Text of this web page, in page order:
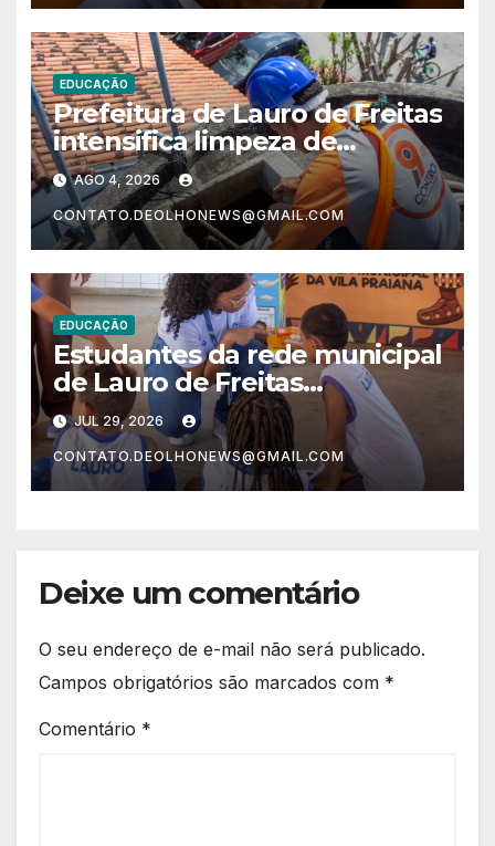
EDUCAÇÃO
Prefeitura de Lauro de Freitas
intensifica limpeza de
reservatórios de água nas
escolas municipais
AGO 4, 2026
CONTATO.DEOLHONEWS@GMAIL.COM
EDUCAÇÃO
Estudantes da rede municipal
de Lauro de Freitas
aprendem a interpretar
rótulos e fazer escolhas mais
saudáveis
JUL 29, 2026
CONTATO.DEOLHONEWS@GMAIL.COM
Deixe um comentário
O seu endereço de e-mail não será publicado.
Campos obrigatórios são marcados com *
Comentário *